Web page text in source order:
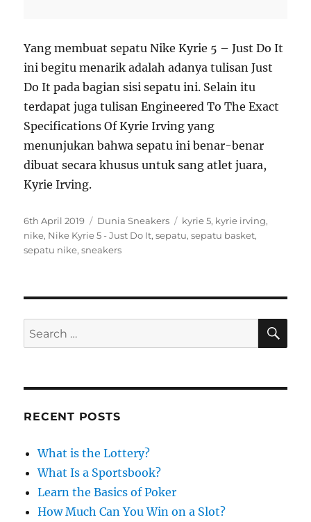
Yang membuat sepatu Nike Kyrie 5 – Just Do It
ini begitu menarik adalah adanya tulisan Just
Do It pada bagian sisi sepatu ini. Selain itu
terdapat juga tulisan Engineered To The Exact
Specifications Of Kyrie Irving yang
menunjukan bahwa sepatu ini benar-benar
dibuat secara khusus untuk sang atlet juara,
Kyrie Irving.
P
o
s
n
6th April 2019
C
a
t
i
s
Dunia Sneakers
T
a
kyrie 5, kyrie irving,
nike, Nike Kyrie 5 - Just Do It,sepatu,sepatu basket,
sepatu nike,sneakers
S
e
r
S
A
RECENT POSTS
What is the Lottery?
What Is a Sportsbook?
Learn the Basics of Poker
How Much Can You Win on a Slot?